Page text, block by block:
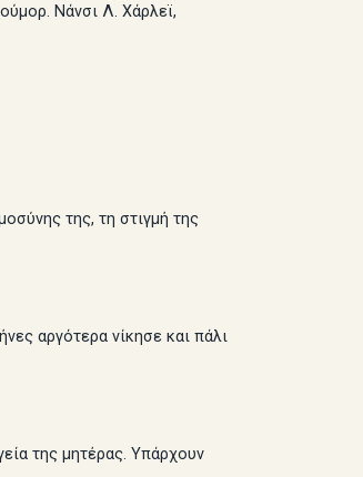
Νάνσι Λ. Χάρλεϊ,
της, τη στιγμή της
αργότερα νίκησε και πάλι
της μητέρας. Υπάρχουν